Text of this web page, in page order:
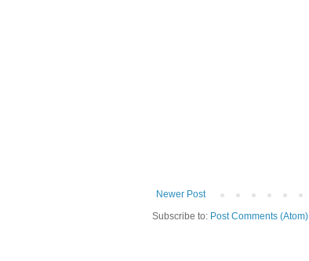
Newer Post
Subscribe to: Post Comments (Atom)